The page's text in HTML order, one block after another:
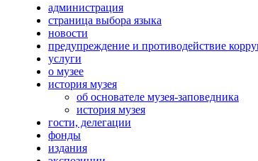
администрация
страница выбора языка
новости
предупреждение и противодействие
услуги
о музее
история музея
об основателе музея-заповедника
история музея
гости, делегации
фонды
издания